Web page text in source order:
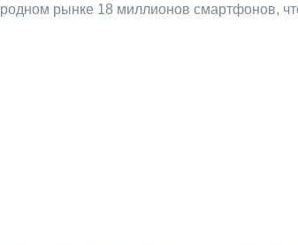
родном рынке 18 миллионов смартфонов,